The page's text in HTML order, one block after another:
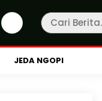
JEDA NGOPI